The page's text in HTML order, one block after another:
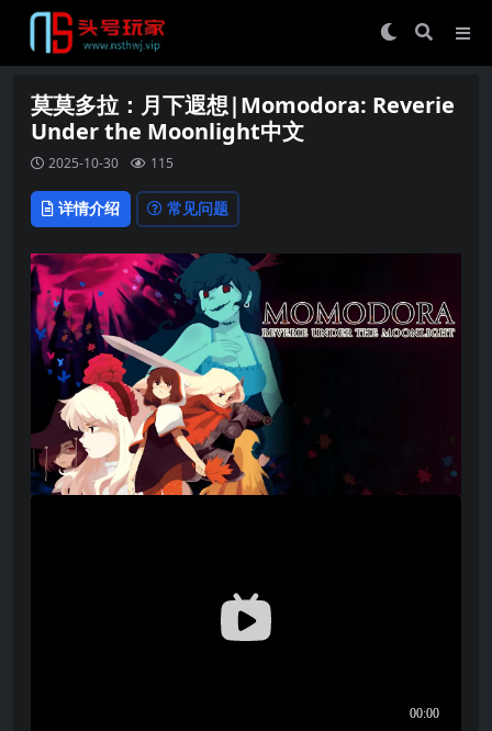
莫莫多拉：月下遐想|Momodora: Reverie
Under the Moonlight中文
2025-10-30 115
详情介绍 常见问题